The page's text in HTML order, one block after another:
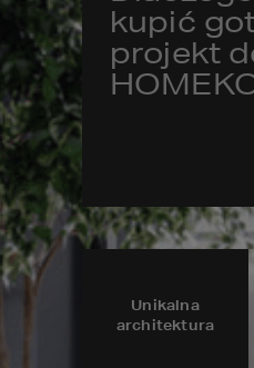
kupić
projekt
Unikalna
architektura